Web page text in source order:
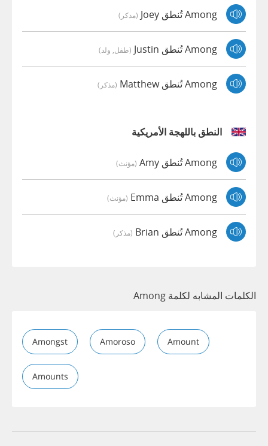
Among تُنطق Joey (مذكر)
Among تُنطق Justin (طفل, ولد)
Among تُنطق Matthew (مذكر)
النطق باللهجة الأمريكية
Among تُنطق Amy (مؤنث)
Among تُنطق Emma (مؤنث)
Among تُنطق Brian (مذكر)
الكلمات المشابه لكلمة Among
Amongst Amoroso Amount
Amounts